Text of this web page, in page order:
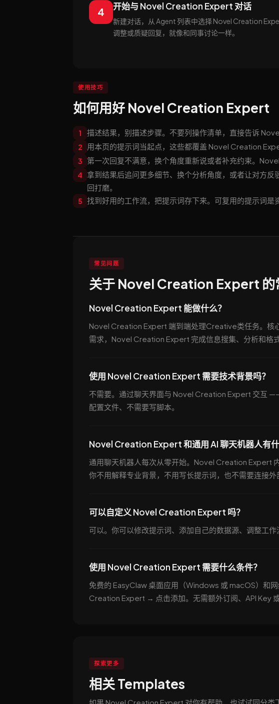
4 开始与 Novel Creation Expert 对话
新建对话，从 Agent 列表中选择 Novel Creation
调整或质疑回复，就像和同事讨论一样。
使用技巧
如何用好 Novel Creation Expert
1 描述结果，别描述步骤。不要列操作清单，直接告诉
2 用本页的提示词当起点，这些都覆盖 Novel Creation
3 第一次回复不满意，换个角度重新说或者补充约束。
4
拿到结果后追问更多细节、换个分析角度，或者让对方
回打磨。
5 找到好用的工作流，把提示词存下来。可复用的提示词是
常见问题
关于 Novel Creation Expert 的
Novel Creation Expert 能做什么？
Novel Creation Expert 端到端处理Creative类任务。核
需求，Novel Creation Expert 完成信息搜集、分析和格
使用 Novel Creation Expert 需要技术背景吗？
不需要。通过聊天界面与 Novel Creation Expert 交互
配置文件、不需要写脚本。
Novel Creation Expert 和通用 AI 聊天机器人有什
通用聊天机器人每次从零开始。Novel Creation Expert
你不用解释专业背景，不用写长提示词，也不需要连接外
可以自定义 Novel Creation Expert 吗？
可以。你可以修改提示词、添加自己的数据源、调整工
使用 Novel Creation Expert 需要什么条件？
免费的 EasyClaw 桌面应用（Windows 或 macOS）和
Creation Expert → 点击添加。无需额外订阅、API Key 或
探索更多
相关 Templates